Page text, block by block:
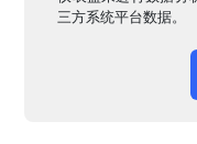
三方系统平台数据。